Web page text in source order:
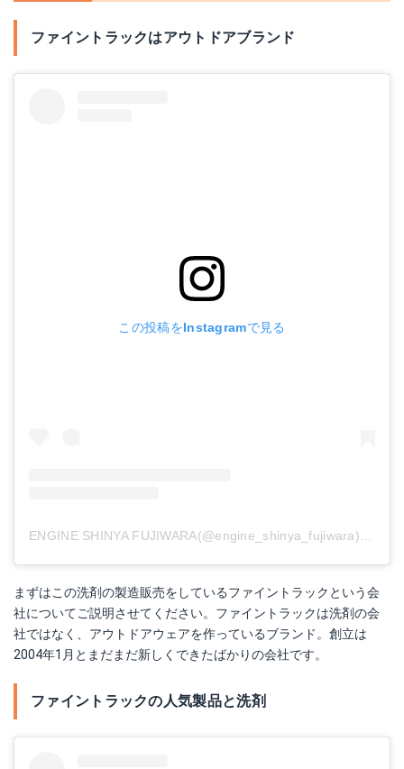
ファイントラックはアウトドアブランド
この投稿をInstagramで見る
まずはこの洗剤の製造販売をしているファイントラックという会
社についてご説明させてください。ファイントラックは洗剤の会
社ではなく、アウトドアウェアを作っているブランド。創立は
2004年1月とまだまだ新しくできたばかりの会社です。
ファイントラックの人気製品と洗剤